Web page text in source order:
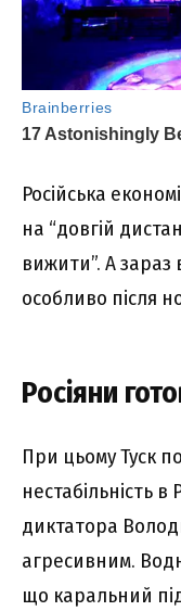
Російська
на “довгій
вижити”. А зараз
особливо після
Росіяни
При цьому Туск
нестабільність в
диктатора
агресивним.
що каральний